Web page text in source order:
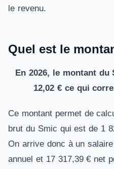
le revenu.
Quel est le
En 2026, le montant
12,02 € ce qui
Ce montant permet de
brut du Smic qui est de 1
On arrive donc à un
annuel et 17 317,39 € net